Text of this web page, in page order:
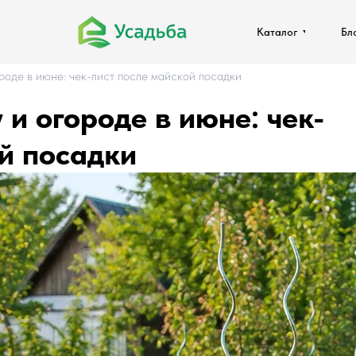
Каталог
Каталог
в июне: чек-лист после майской посадки
и огороде в июне: чек-
посадки